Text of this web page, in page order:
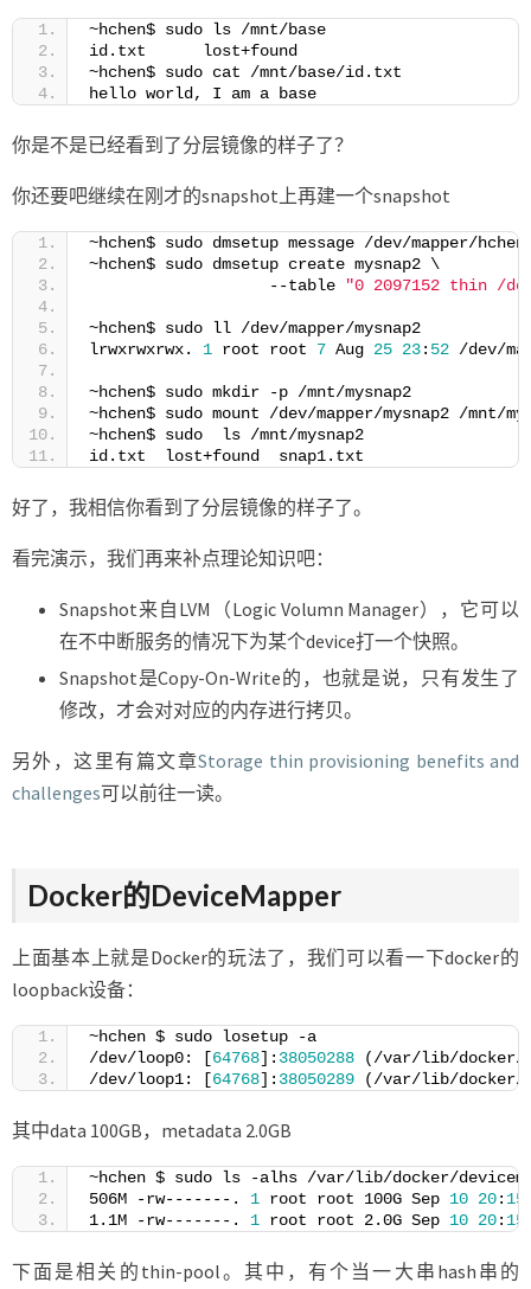
~hchen$ sudo ls /mnt/base
id.txt      lost+found
~hchen$ sudo cat /mnt/base/id.txt
hello world, I am a base
你是不是已经看到了分层镜像的样子了？
你还要吧继续在刚才的snapshot上再建一个snapshot
~hchen$ sudo dmsetup message /dev/mapper/
~hchen$ sudo dmsetup create mysnap2 \
                   --table
"0 2097152 thin /
~hchen$ sudo ll /dev/mapper/mysnap2
lrwxrwxrwx. 1 root root 7 Aug 25 23: 52 /dev/
~hchen$ sudo mkdir -p /mnt/mysnap2
~hchen$ sudo mount /dev/mapper/mysnap2 /mnt/
~hchen$ sudo  ls /mnt/mysnap2
id.txt  lost+found  snap1.txt
好了，我相信你看到了分层镜像的样子了。
看完演示，我们再来补点理论知识吧：
Snapshot来自LVM（Logic Volumn Manager），它可以
在不中断服务的情况下为某个device打一个快照。
Snapshot是Copy-On-Write的，也就是说，只有发生了
修改，才会对对应的内存进行拷贝。
另外，这里有篇文章Storage thin provisioning benefits and
challenges可以前往一读。
Docker的DeviceMapper
上面基本上就是Docker的玩法了，我们可以看一下docker的
loopback设备：
~hchen $ sudo losetup -a
/dev/loop0: [64768]: 38050288 (/var/lib/docker/
/dev/loop1: [64768]: 38050289 (/var/lib/docker/
其中data 100GB，metadata 2.0GB
~hchen $ sudo ls -alhs /var/lib/docker/
506M -rw-------. 1 root root 100G Sep 10 20: 15
1.1M -rw-------. 1 root root 2.0G Sep 10 20: 15
下面是相关的thin-pool。其中，有个当一大串hash串的